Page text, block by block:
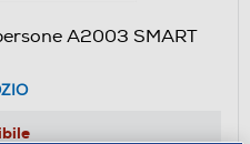
A2003 SMART